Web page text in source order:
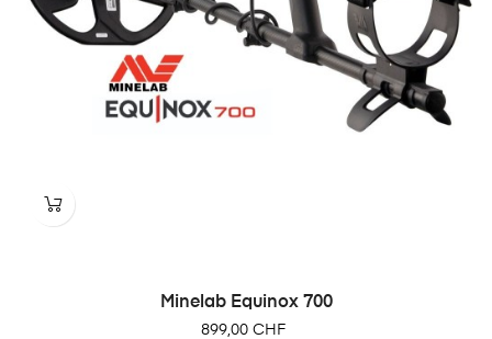
Minelab Equinox 700
Prix
899,00 CHF